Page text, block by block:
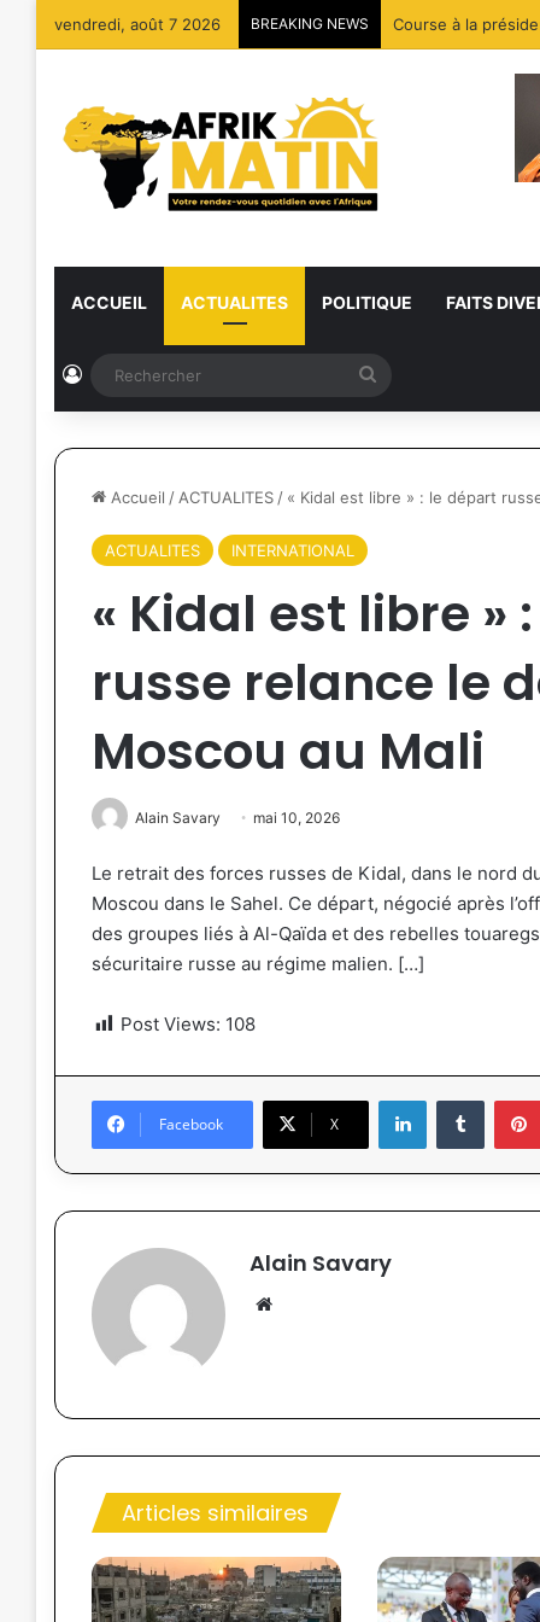
vendredi, août 7 2026 BREAKING NEWS Course à la
ACCUEIL ACTUALITES POLITIQUE FAITS
Connexion
Accueil / ACTUALITES / « Kidal est libre » : le départ
ACTUALITES INTERNATIONAL
« Kidal est libre »
russe relance le
Moscou au Mali
Alain Savary mai 10, 2026
Le retrait des forces russes de Kidal, dans le nord
Moscou dans le Sahel. Ce départ, négocié après
des groupes liés à Al-Qaïda et des rebelles
sécuritaire russe au régime malien. […]
Post Views: 108
Facebook X
Alain Savary
Articles similaires